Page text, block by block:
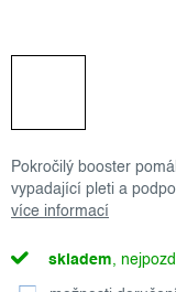
Pokročilý booster
vypadající pleti a
více informací
skladem